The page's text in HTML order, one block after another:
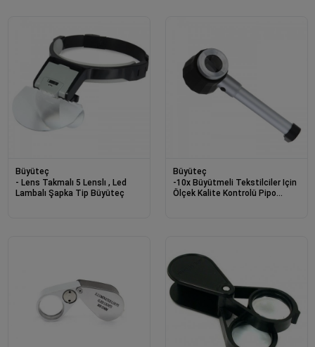
Büyüteç
- Lens Takmalı 5 Lenslı , Led
Lambalı Şapka Tip Büyüteç
Büyüteç
-10x Büyütmeli Tekstilciler Için
Ölçek Kalite Kontrolü Pipo